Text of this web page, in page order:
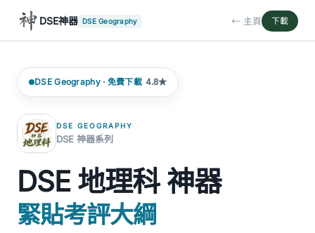
DSE神器 DSE Geography ← 主頁 下載
DSE Geography · 免費下載·4.8★
DSE GEOGRAPHY
DSE 神器系列
DSE 地理科 神器
緊貼考評大綱